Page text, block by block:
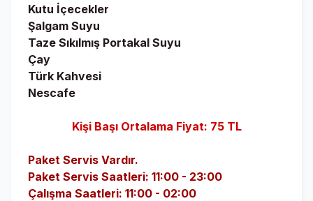
Kutu İçecekler
Şalgam Suyu
Taze Sıkılmış Portakal Suyu
Çay
Türk Kahvesi
Nescafe
Kişi Başı Ortalama Fiyat: 75 TL
Paket Servis Vardır.
Paket Servis Saatleri: 11:00 - 23:00
Çalışma Saatleri: 11:00 - 02:00